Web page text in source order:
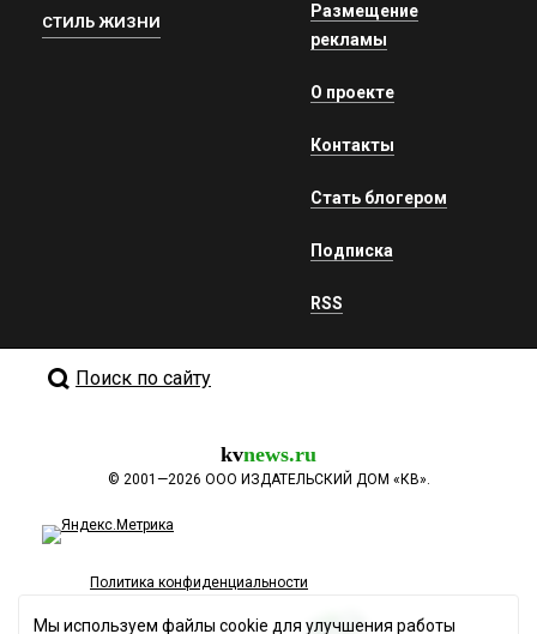
СТИЛЬ ЖИЗНИ
Размещение
рекламы
О проекте
Контакты
Стать блогером
Подписка
RSS
Поиск по сайту
kvnews.ru
© 2001—2026 ООО ИЗДАТЕЛЬСКИЙ ДОМ «КВ».
Политика конфиденциальности
Мы используем файлы cookie для улучшения работы